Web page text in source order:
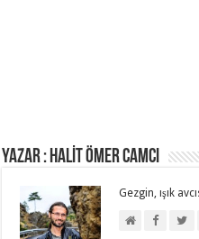
Yazar : HALİT ÖMER CAMCI
Gezgin, ışık